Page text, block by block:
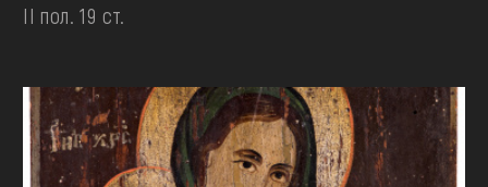
II пол. 19 ст.